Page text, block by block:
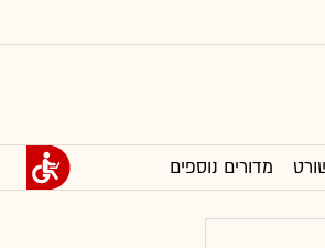
מדורים נוספים